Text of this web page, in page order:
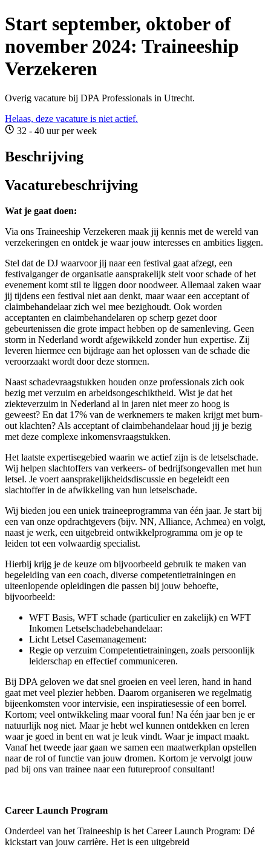
Start september, oktober of
november 2024: Traineeship
Verzekeren
Overig vacature bij DPA Professionals in Utrecht.
Helaas, deze vacature is niet actief.
32 - 40 uur per week
Beschrijving
Vacaturebeschrijving
Wat je gaat doen:
Via ons Traineeship Verzekeren maak jij kennis met de wereld van
verzekeringen en ontdek je waar jouw interesses en ambities liggen.
Stel dat de DJ waarvoor jij naar een festival gaat afzegt, een
festivalganger de organisatie aansprakelijk stelt voor schade of het
evenement komt stil te liggen door noodweer. Allemaal zaken waar
jij tijdens een festival niet aan denkt, maar waar een acceptant of
claimbehandelaar zich wel mee bezighoudt. Ook worden
acceptanten en claimbehandelaren op scherp gezet door
gebeurtenissen die grote impact hebben op de samenleving. Geen
storm in Nederland wordt afgewikkeld zonder hun expertise. Zij
leveren hiermee een bijdrage aan het oplossen van de schade die
veroorzaakt wordt door deze stormen.
Naast schadevraagstukken houden onze professionals zich ook
bezig met verzuim en arbeidsongeschiktheid. Wist je dat het
ziekteverzuim in Nederland al in jaren niet meer zo hoog is
geweest? En dat 17% van de werknemers te maken krijgt met burn-
out klachten? Als acceptant of claimbehandelaar houd jij je bezig
met deze complexe inkomensvraagstukken.
Het laatste expertisegebied waarin we actief zijn is de letselschade.
Wij helpen slachtoffers van verkeers- of bedrijfsongevallen met hun
letsel. Je voert aansprakelijkheidsdiscussie en begeleidt een
slachtoffer in de afwikkeling van hun letselschade.
Wij bieden jou een uniek traineeprogramma van één jaar. Je start bij
een van onze opdrachtgevers (bijv. NN, Alliance, Achmea) en volgt,
naast je werk, een uitgebreid ontwikkelprogramma om je op te
leiden tot een volwaardig specialist.
Hierbij krijg je de keuze om bijvoorbeeld gebruik te maken van
begeleiding van een coach, diverse competentietrainingen en
uiteenlopende opleidingen die passen bij jouw behoefte,
bijvoorbeeld:
WFT Basis, WFT schade (particulier en zakelijk) en WFT
Inkomen Letselschadebehandelaar:
Licht Letsel Casemanagement:
Regie op verzuim Competentietrainingen, zoals persoonlijk
leiderschap en effectief communiceren.
Bij DPA geloven we dat snel groeien en veel leren, hand in hand
gaat met veel plezier hebben. Daarom organiseren we regelmatig
bijeenkomsten voor intervisie, een inspiratiesessie of een borrel.
Kortom; veel ontwikkeling maar vooral fun! Na één jaar ben je er
natuurlijk nog niet. Maar je hebt wel kunnen ontdekken en leren
waar je goed in bent en wat je leuk vindt. Waar je impact maakt.
Vanaf het tweede jaar gaan we samen een maatwerkplan opstellen
naar de rol of functie van jouw dromen. Kortom je vervolgt jouw
pad bij ons van trainee naar een futureproof consultant!
Career Launch Program
Onderdeel van het Traineeship is het Career Launch Program: Dé
kickstart van jouw carrière. Het is een uitgebreid